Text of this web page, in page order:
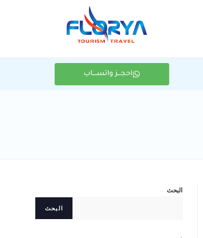
احجـــز واتســــاب
البحث
البحث